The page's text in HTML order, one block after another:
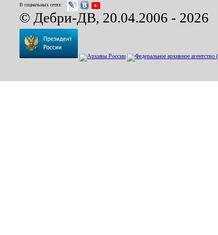
В социальных сетях:
© Дебри-ДВ, 20.04.2006 - 2026